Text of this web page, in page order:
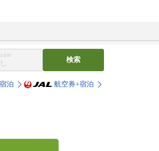
金額
検索
泊 航空券+宿泊